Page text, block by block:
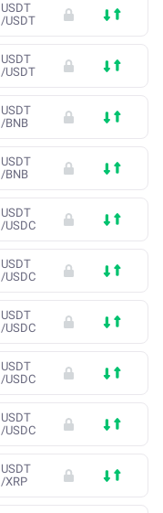
USDT
/USDT
USDT
/USDT
USDT
/BNB
USDT
/BNB
USDT
/USDC
USDT
/USDC
USDT
/USDC
USDT
/USDC
USDT
/USDC
USDT
/XRP